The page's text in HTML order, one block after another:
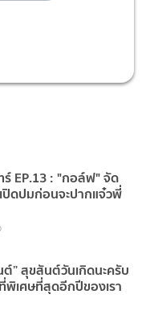
ร์ EP.13 : "กอล์ฟ" จัด
ปิดปมก่อนจะปากแจ๋วพี่
ต์” สุขสันต์วันเกิดนะครับ
พิเศษที่สุดอีกปีของเรา